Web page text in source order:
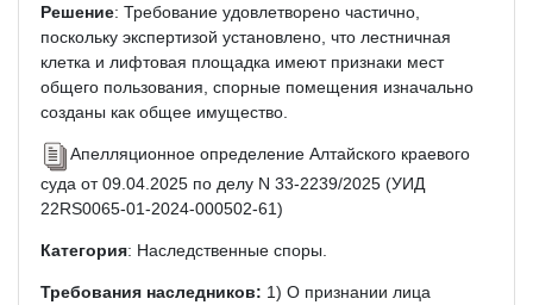
Решение: Требование удовлетворено частично,
поскольку экспертизой установлено, что лестничная
клетка и лифтовая площадка имеют признаки мест
общего пользования, спорные помещения изначально
созданы как общее имущество.
Апелляционное определение Алтайского краевого
суда от 09.04.2025 по делу N 33-2239/2025 (УИД
22RS0065-01-2024-000502-61)
Категория: Наследственные споры.
Требования наследников: 1) О признании лица